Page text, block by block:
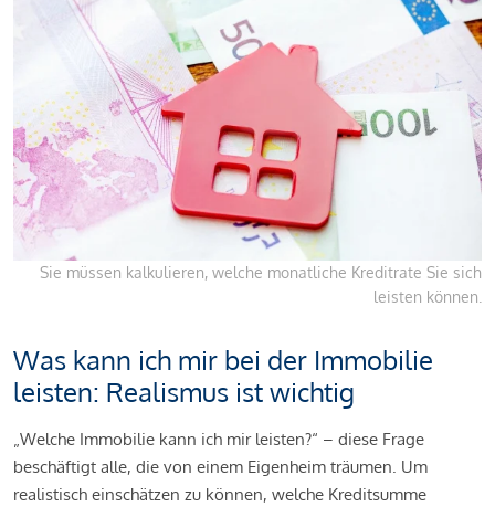
Sie müssen kalkulieren, welche monatliche Kreditrate Sie sich
leisten können.
Was kann ich mir bei der Immobilie
leisten: Realismus ist wichtig
„Welche Immobilie kann ich mir leisten?“ – diese Frage
beschäftigt alle, die von einem Eigenheim träumen. Um
realistisch einschätzen zu können, welche Kreditsumme